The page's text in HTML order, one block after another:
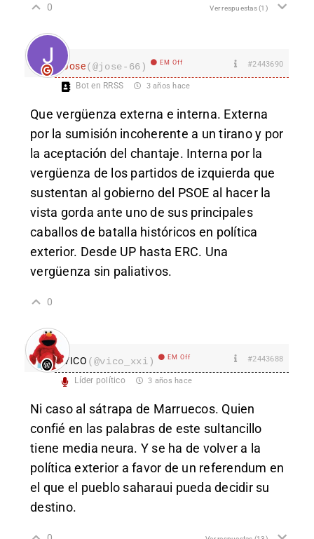
0 Ver respuestas(1)
Jose(@jose-66) EM Off #2443690
Bot en RRSS 3 años hace
Que vergüenza externa e interna. Externa
por la sumisión incoherente a un tirano y por
la aceptación del chantaje. Interna por la
vergüenza de los partidos de izquierda que
sustentan al gobierno del PSOE al hacer la
vista gorda ante uno de sus principales
caballos de batalla históricos en política
exterior. Desde UP hasta ERC. Una
vergüenza sin paliativos.
0
VICO (@vico_xxi) EM Off #2443688
Líder político 3 años hace
Ni caso al sátrapa de Marruecos. Quien
confié en las palabras de este sultancillo
tiene media neura. Y se ha de volver a la
política exterior a favor de un referendum en
el que el pueblo saharaui pueda decidir su
destino.